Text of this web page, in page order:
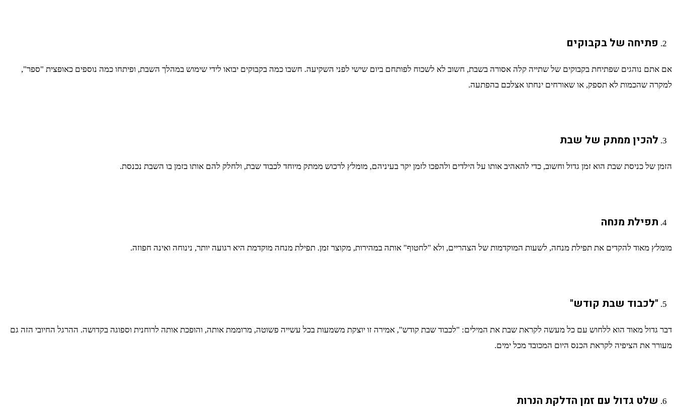
פתיחה של בקבוקים
אם אתם נוהגים שפתיחת בקבוקים של שתייה קלה אסורה בשבת, חשוב לא לשכוח לפותחם ביום שישי לפני השקיעה. חשבו כמה בקבוקים יבואו לידי שימוש במהלך השבת, ופיתחו כמה נוספים כאופצית "ספר",
למקרה שהכמות לא תספק, או שאורחים ינחתו אצלכם בהפתעה.
להכין ממתק של שבת
הזמן של כניסת שבת הוא זמן גדול וחשוב, כדי להאהיב אותו על הילדים ולהפכו לזמן יקר בעיניהם, מומלץ לרכוש ממתק מיוחד לכבוד שבת, ולחלק להם אותו בזמן בו השבת נכנסת.
תפילת מנחה
מומלץ מאוד להקדים את תפילת מנחה, לשעות המוקדמות של הצהריים, ולא "לחטוף" אותה במהירות, מקוצר זמן. תפילת מנחה מוקדמת היא רגועה יותר, נינוחה ואינה חפוזה.
"לכבוד שבת קודש"
דבר גדול מאוד הוא ללחוש עם כל מעשה לקראת שבת את המילים: "לכבוד שבת קודש", אמירה זו יוצקת משמעות בכל עשייה פשוטה, מרוממת אותה, והופכת אותה לרוחנית וספוגה בקדושה. ההרגל החיובי הזה גם
מעורר את הציפיה לקראת הכנס היום המכובד מכל ימים.
שלט גדול עם זמן הדלקת הנרות